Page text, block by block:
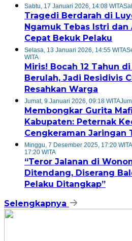
Sabtu, 17 Januari 2026, 14:08 WITA
Tragedi Berdarah di
Ngamuk Tebas Istri dan
Cepat Bekuk Pelaku
Selasa, 13 Januari 2026, 14:55 WITA
WITA
Miris! Bocah 12 Tahun
Berulah, Jadi Residivis
Resahkan Warga
Jumat, 9 Januari 2026, 09:18 WITA
Membongkar Gurita
Kabupaten: Peternak
Cengkeraman Jaringan
Minggu, 7 Desember 2025, 17:20 WITA
17:20 WITA
“Teror Jalanan di
Ditendang, Diserang
Pelaku Ditangkap”
Selengkapnya